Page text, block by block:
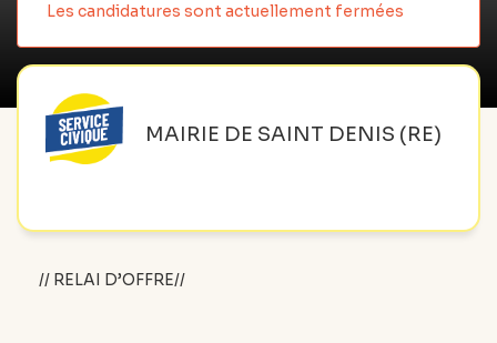
Les candidatures sont actuellement fermées
MAIRIE DE SAINT DENIS (RE)
// RELAI D’OFFRE//